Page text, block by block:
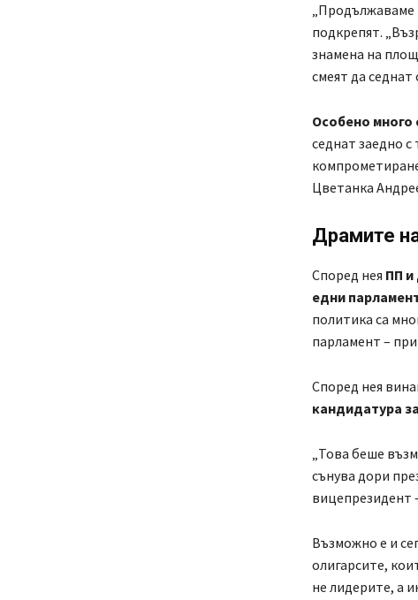
„Продължаваме
подкрепят.
знамена на
смеят да седнат
Особено много
седнат заедно
Цветанка
Драмите
Според нея ПП и
едни
политика са
парламент –
Според нея
кандидатура
„Това беше
сънува дори
вицепрезидент
Възможно е и
олигарсите,
не лидерите, а